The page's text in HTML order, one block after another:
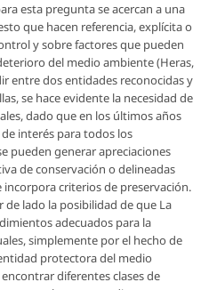
esta pregunta se acercan a una
que hacen referencia, explícita o
y sobre factores que pueden
del medio ambiente (Heras,
entre dos entidades reconocidas y
se hace evidente la necesidad de
dado que en los últimos años
interés para todos los
pueden generar apreciaciones
de conservación o delineadas
criterios de preservación.
de lado la posibilidad de que La
adecuados para la
simplemente por el hecho de
protectora del medio
diferentes clases de